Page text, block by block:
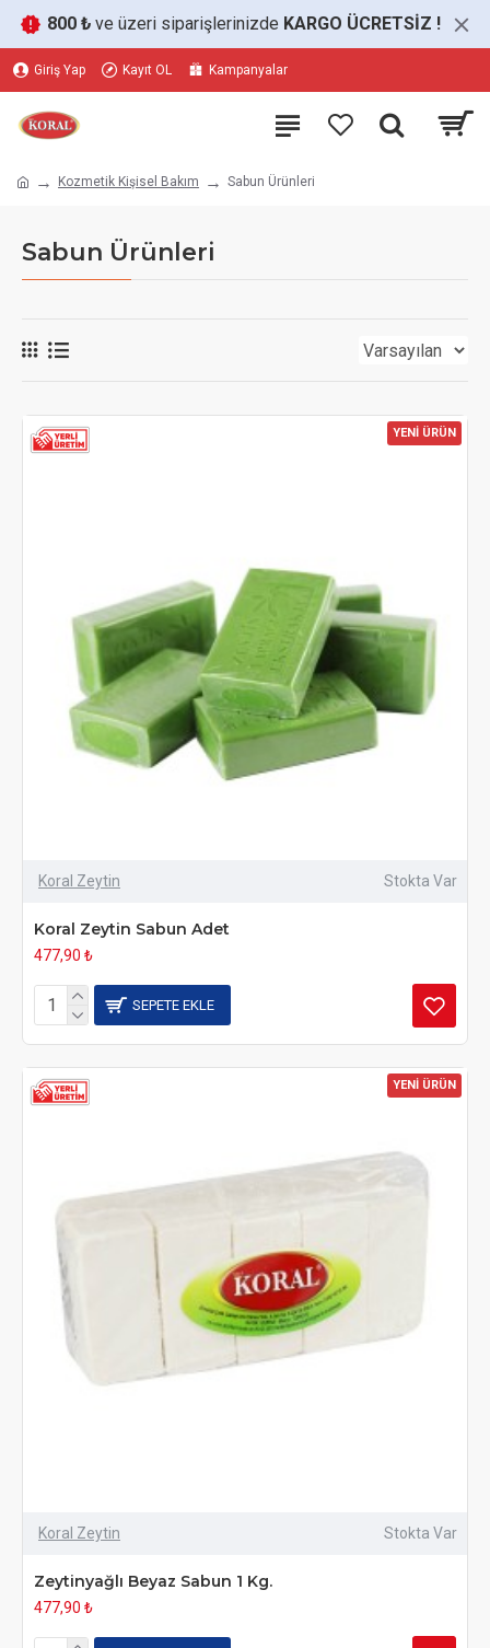
800 ₺ve üzeri siparişlerinizde KARGO ÜCRETSİZ !
Giriş Yap Kayıt OL Kampanyalar
Kozmetik Kişisel Bakım Sabun Ürünleri
Sabun Ürünleri
YENİ ÜRÜN
Koral Zeytin Stokta Var
Koral Zeytin Sabun Adet
477,90 ₺
SEPETE EKLE
YENİ ÜRÜN
Koral Zeytin Stokta Var
Zeytinyağlı Beyaz Sabun 1 Kg.
477,90 ₺